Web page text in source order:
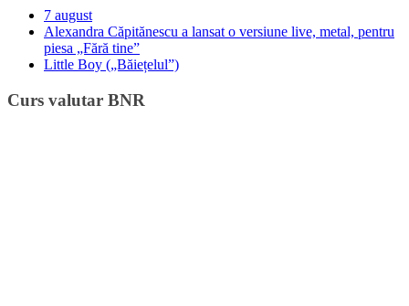
7 august
Alexandra Căpitănescu a lansat o versiune live, metal, pentru
piesa „Fără tine”
Little Boy („Băiețelul”)
Curs valutar BNR